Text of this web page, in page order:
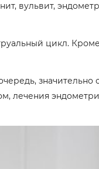
вульвит,
цикл.
значительно
лечения